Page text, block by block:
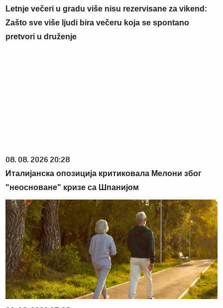
Letnje večeri u gradu više nisu rezervisane za vikend:
Zašto sve više ljudi bira večeru koja se spontano
pretvori u druženje
08. 08. 2026 20:28
Италијанска опозиција критиковала Мелони због
"неосноване" кризе са Шпанијом